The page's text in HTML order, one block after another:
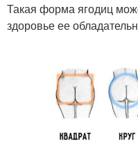
Такая форма ягодиц
здоровье ее